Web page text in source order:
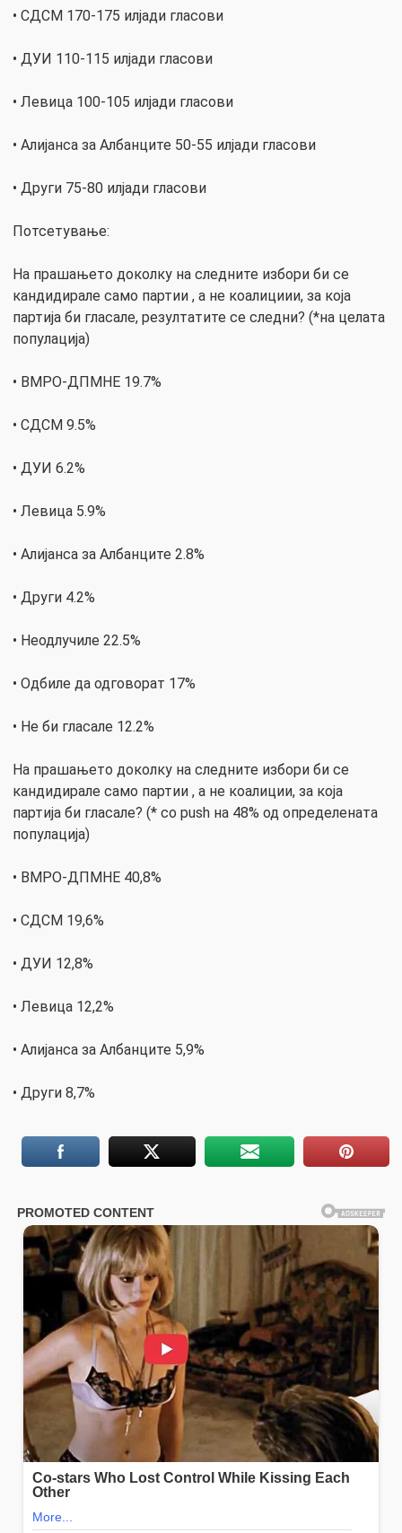
• СДСМ 170-175 илјади гласови
• ДУИ 110-115 илјади гласови
• Левица 100-105 илјади гласови
• Алијанса за Албанците 50-55 илјади гласови
• Други 75-80 илјади гласови
Потсетување:
На прашањето доколку на следните избори би се
кандидирале само партии , а не коалициии, за која
партија би гласале, резултатите се следни? (*на целата
популација)
• ВМРО-ДПМНЕ 19.7%
• СДСМ 9.5%
• ДУИ 6.2%
• Левица 5.9%
• Алијанса за Албанците 2.8%
• Други 4.2%
• Неодлучиле 22.5%
• Одбиле да одговорат 17%
• Не би гласале 12.2%
На прашањето доколку на следните избори би се
кандидирале само партии , а не коалиции, за која
партија би гласале? (* со push нa 48% од определената
популација)
• ВМРО-ДПМНЕ 40,8%
• СДСМ 19,6%
• ДУИ 12,8%
• Левица 12,2%
• Алијанса за Албанците 5,9%
• Други 8,7%